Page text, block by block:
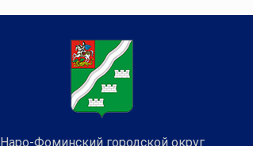
Наро-Фоминский городской округ